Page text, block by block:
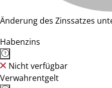
Änderung des Zinssatzes
Habenzins
Nicht verfügbar
Verwahrentgelt